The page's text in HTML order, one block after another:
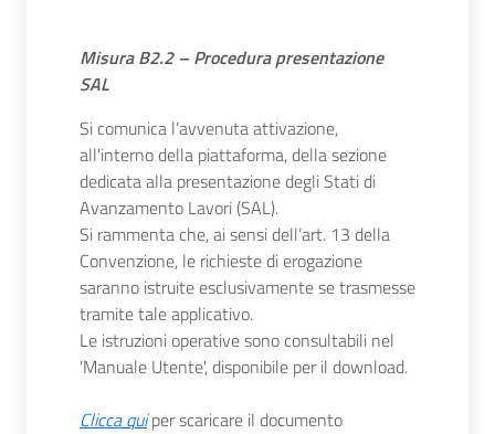
Misura B2.2 – Procedura presentazione
SAL
Si comunica l’avvenuta attivazione,
all'interno della piattaforma, della sezione
dedicata alla presentazione degli Stati di
Avanzamento Lavori (SAL).
Si rammenta che, ai sensi dell’art. 13 della
Convenzione, le richieste di erogazione
saranno istruite esclusivamente se trasmesse
tramite tale applicativo.
Le istruzioni operative sono consultabili nel
'Manuale Utente', disponibile per il download.
Clicca quiper scaricare il documento